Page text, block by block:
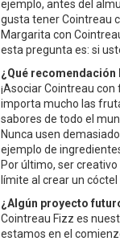
ejemplo, antes del
gusta tener Cointreau
Margarita con
esta pregunta es: si
¿Qué
¡Asociar Cointreau
importa mucho las
sabores de todo el
Nunca usen
ejemplo de
Por último, ser
límite al crear un cóctel
¿Algún proyecto
Cointreau Fizz es
estamos en el